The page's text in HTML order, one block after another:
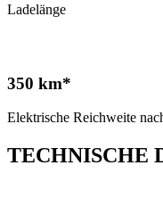
Ladelänge
350 km*
Elektrische Reichweite
TECHNISCHE